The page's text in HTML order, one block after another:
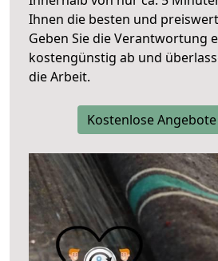
Ihnen die besten und
Geben Sie die Verantwortung
kostengünstig ab und
die Arbeit.
Kostenlose